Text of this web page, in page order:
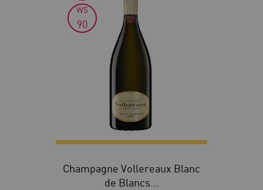
WS
90
Champagne Vollereaux Blanc
de Blancs...